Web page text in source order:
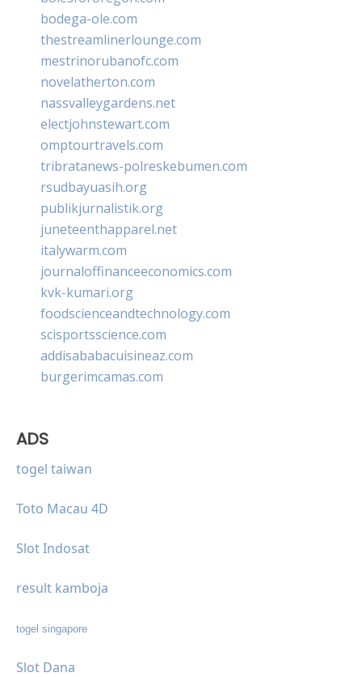
bodega-ole.com
thestreamlinerlounge.com
mestrinorubanofc.com
novelatherton.com
nassvalleygardens.net
electjohnstewart.com
omptourtravels.com
tribratanews-polreskebumen.com
rsudbayuasih.org
publikjurnalistik.org
juneteenthapparel.net
italywarm.com
journaloffinanceeconomics.com
kvk-kumari.org
foodscienceandtechnology.com
scisportsscience.com
addisababacuisineaz.com
burgerimcamas.com
ADS
togel taiwan
Toto Macau 4D
Slot Indosat
result kamboja
togel singapore
Slot Dana